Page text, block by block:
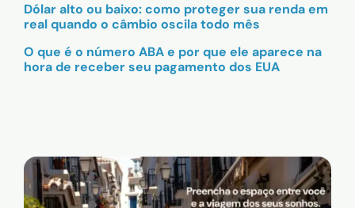
Dólar alto ou baixo: como proteger sua renda em
real quando o câmbio oscila todo mês
O que é o número ABA e por que ele aparece na
hora de receber seu pagamento dos EUA